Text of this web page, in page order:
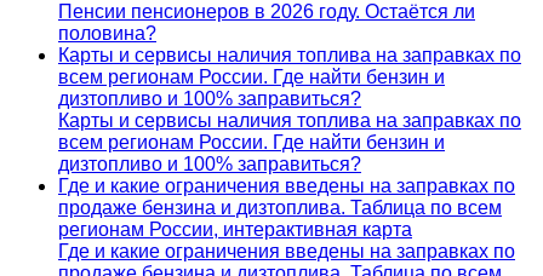
Пенсии пенсионеров в 2026 году. Остаётся ли
половина?
Карты и сервисы наличия топлива на заправках по
всем регионам России. Где найти бензин и
дизтопливо и 100% заправиться?
Карты и сервисы наличия топлива на заправках по
всем регионам России. Где найти бензин и
дизтопливо и 100% заправиться?
Где и какие ограничения введены на заправках по
продаже бензина и дизтоплива. Таблица по всем
регионам России, интерактивная карта
Где и какие ограничения введены на заправках по